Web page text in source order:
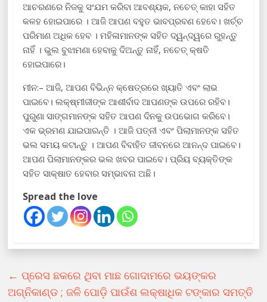
ଆଚରଣରେ ନିଜକୁ ସଂଯମ କରିବା ଆବଶ୍ୟକ, ନଚେତ୍ କାହା ସହିତ
କଳହ ହୋଇପାରେ । ଆଜି ଆପଣ ବହୁତ ଭାବପ୍ରବଣ ହେବେ। ଖର୍ଚ୍ଚ
ପରିମାଣ ଅଧିକ ହେବ । ମହିଳାମାନଙ୍କ ସହିତ ଦ୍ୱନ୍ଦ୍ୱରେ ରୁହନ୍ତୁ
ନାହିଁ । ଭୁଲ ବୁଝାମଣା ହେବାକୁ ଦିଅନ୍ତୁ ନାହିଁ, ନଚେତ୍ କ୍ଷତି
ହୋଇପାରେ।
ମୀନ:– ଆଜି, ଆପଣ ବିଭିନ୍ନ କ୍ଷେତ୍ରରେ ଖ୍ୟାତି ଏବଂ ଲାଭ
ପାଇବେ। ଲକ୍ଷ୍ମୀଜୀଙ୍କ ଆଶୀର୍ବାଦ ଆପଣଙ୍କ ଉପରେ ରହିବ।
ପୁରୁଣା ସାଙ୍ଗମାନଙ୍କ ସହିତ ଆପଣ ଦିନକୁ ଉପଭୋଗ କରିବେ।
ଏକ ଭ୍ରମଣ ଯାଇପାରନ୍ତି । ଆଜି ପତ୍ନୀ ଏବଂ ପିଲାମାନଙ୍କ ସହିତ
ଭଲ ସମୟ କଟାନ୍ତୁ । ଆପଣ ବିବାହିତ ଜୀବନରେ ଆନନ୍ଦ ପାଇବେ।
ଆପଣ ପିଲାମାନଙ୍କର ଭଲ ଖବର ପାଇବେ। ପ୍ରିୟ ବ୍ୟକ୍ତିଙ୍କ
ସହିତ ସାକ୍ଷାତ ହେବାର ସମ୍ଭାବନା ଅଛି।
Spread the love
← ପ୍ରେସ ଛକରେ ଥିବା ମାଛ ଗୋଦାମରେ ଭୟଙ୍କର
ଅଗ୍ନିକାଣ୍ଡ ; ଜଳି ପୋଡ଼ି ପାଉଁଶ ଲକ୍ଷାଧିକ ଟଙ୍କାର ସମତ୍ତି